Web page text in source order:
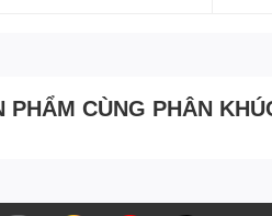
PHẨM CÙNG PHÂN